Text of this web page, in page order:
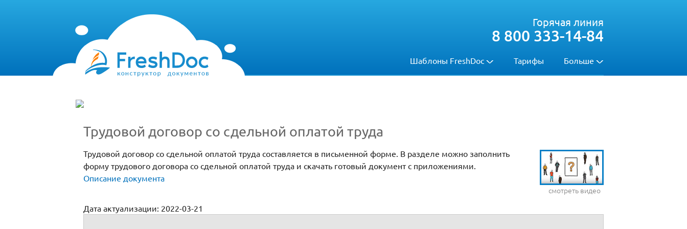
Шаблоны FreshDoc Тарифы Больше
Горячая линия
8 800 333-14-84
Трудовой договор со сдельной оплатой труда
смотреть видео
Трудовой договор со сдельной оплатой труда составляется в письменной форме. В разделе можно заполнить
форму трудового договора со сдельной оплатой труда и скачать готовый документ с приложениями.
Описание документа
Дата актуализации: 2022-03-21